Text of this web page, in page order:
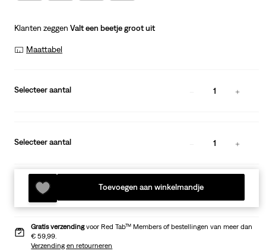
Klanten zeggen Valt een beetje groot uit
Maattabel
Selecteer aantal 1
Selecteer aantal 1
Toevoegen aan winkelmandje
Gratis verzendingvoor Red Tab™ Members of bestellingen van meer dan
€ 59,99.
Verzending en retourneren